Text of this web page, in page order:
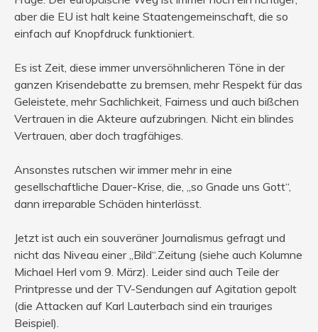
aber die EU ist halt keine Staatengemeinschaft, die so
einfach auf Knopfdruck funktioniert.
Es ist Zeit, diese immer unversöhnlicheren Töne in der
ganzen Krisendebatte zu bremsen, mehr Respekt für das
Geleistete, mehr Sachlichkeit, Fairness und auch bißchen
Vertrauen in die Akteure aufzubringen. Nicht ein blindes
Vertrauen, aber doch tragfähiges.
Ansonstes rutschen wir immer mehr in eine
gesellschaftliche Dauer-Krise, die, „so Gnade uns Gott“,
dann irreparable Schäden hinterlässt.
Jetzt ist auch ein souveräner Journalismus gefragt und
nicht das Niveau einer „Bild“.Zeitung (siehe auch Kolumne
Michael Herl vom 9. März). Leider sind auch Teile der
Printpresse und der TV-Sendungen auf Agitation gepolt
(die Attacken auf Karl Lauterbach sind ein trauriges
Beispiel).